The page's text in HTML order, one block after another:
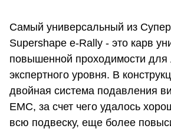
Самый универсальный из
Supershape e-Rally - это карв
повышенной проходимости для
экспертного уровня. В
двойная система подавления
EMC, за счет чего удалось
всю подвеску, еще более